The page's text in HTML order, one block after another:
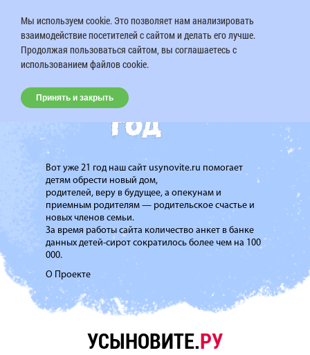
Вот уже 21 год наш сайт usynovite.ru помогает
детям обрести новый дом,
родителей, веру в будущее, а опекунам и
приемным родителям — родительское счастье и
новых членов семьи.
За время работы сайта количество анкет в банке
данных детей-сирот сократилось более чем на 100
000.
О Проекте
УСЫНОВИТЕ.РУ
Мы используем cookie. Это позволяет нам анализировать
взаимодействие посетителей с сайтом и делать его лучше.
Продолжая пользоваться сайтом, вы соглашаетесь с
использованием файлов cookie.
Принять и закрыть